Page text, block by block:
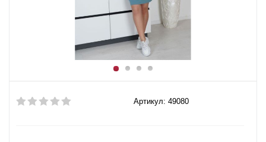
Артикул: 49080